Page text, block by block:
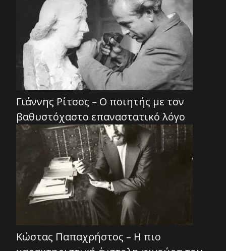
Γιάννης Ρίτσος – Ο ποιητής με τον
βαθυστόχαστο επαναστατικό λόγο
Κώστας Παπαχρήστος – Η πιο